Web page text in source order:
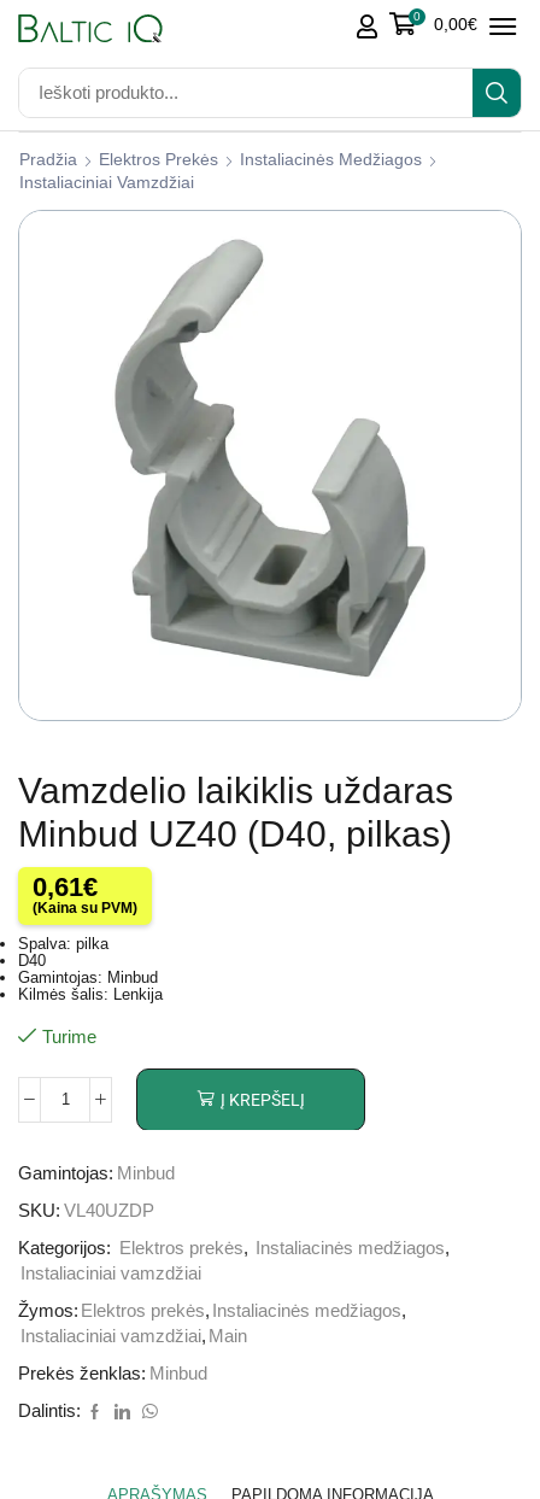
0 0,00€
Pradžia Elektros Prekės
Instaliacinės Medžiagos
Instaliaciniai Vamzdžiai
Vamzdelio laikiklis uždaras
Minbud UZ40 (D40, pilkas)
0,61€
(Kaina su PVM)
Spalva: pilka
D40
Gamintojas: Minbud
Kilmės šalis: Lenkija
Turime
Į KREPŠELĮ
Gamintojas: Minbud
SKU: VL40UZDP
Kategorijos:
Elektros prekės, Instaliacinės medžiagos,
Instaliaciniai vamzdžiai
Žymos: Elektros prekės, Instaliacinės medžiagos,
Instaliaciniai vamzdžiai, Main
Prekės ženklas: Minbud
Dalintis:
APRAŠYMAS PAPILDOMA INFORMACIJA